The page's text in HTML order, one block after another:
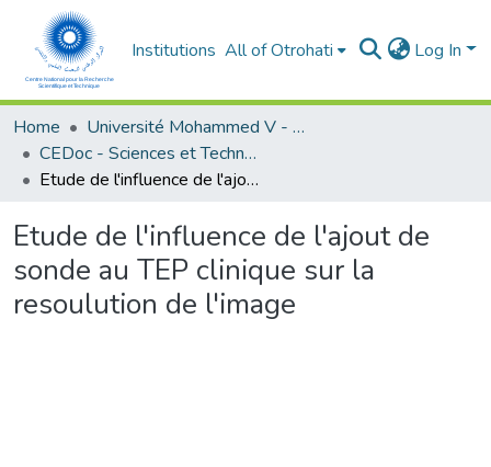
Institutions All of Otrohati Log In
Home
Université Mohammed V - Rabat
CEDoc - Sciences et Technologies
Etude de l'influence de l'ajout de sonde au TEP clinique sur la resoulution de l'image
Etude de l'influence de l'ajout de
sonde au TEP clinique sur la
resoulution de l'image